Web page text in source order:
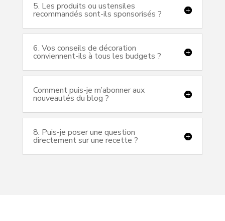
5. Les produits ou ustensiles
recommandés sont-ils sponsorisés ?
6. Vos conseils de décoration
conviennent-ils à tous les budgets ?
Comment puis-je m’abonner aux
nouveautés du blog ?
8. Puis-je poser une question
directement sur une recette ?